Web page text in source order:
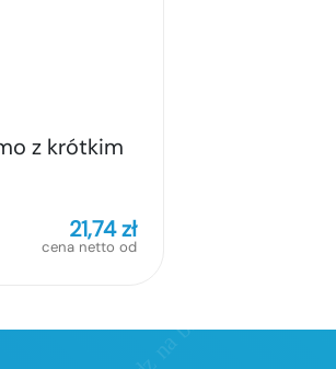
z krótkim
21,74zł
cena netto od